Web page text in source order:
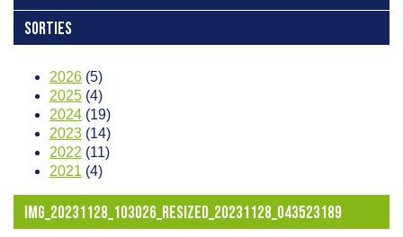
SORTIES
2026 (5)
2025 (4)
2024 (19)
2023 (14)
2022 (11)
2021 (4)
IMG_20231128_103026_RESIZED_20231128_043523189